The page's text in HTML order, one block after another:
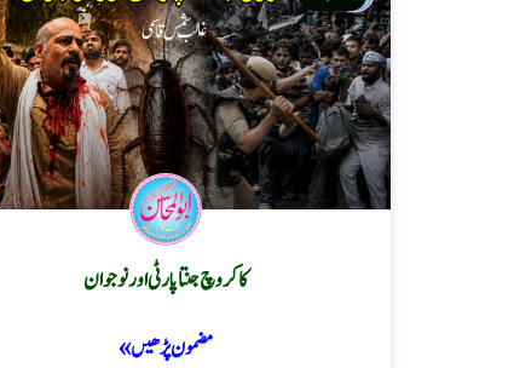
کاکروچ جنتا پارٹی اور نوجوان
مضمون پڑھیں »